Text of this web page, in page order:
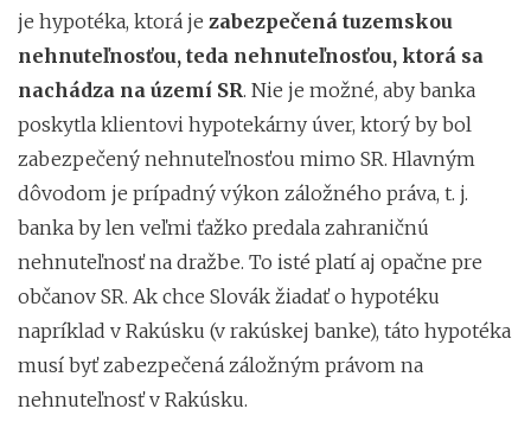
je hypotéka, ktorá je zabezpečená tuzemskou
nehnuteľnosťou, teda nehnuteľnosťou, ktorá sa
nachádza na území SR. Nie je možné, aby banka
poskytla klientovi hypotekárny úver, ktorý by bol
zabezpečený nehnuteľnosťou mimo SR. Hlavným
dôvodom je prípadný výkon záložného práva, t. j.
banka by len veľmi ťažko predala zahraničnú
nehnuteľnosť na dražbe. To isté platí aj opačne pre
občanov SR. Ak chce Slovák žiadať o hypotéku
napríklad v Rakúsku (v rakúskej banke), táto hypotéka
musí byť zabezpečená záložným právom na
nehnuteľnosť v Rakúsku.